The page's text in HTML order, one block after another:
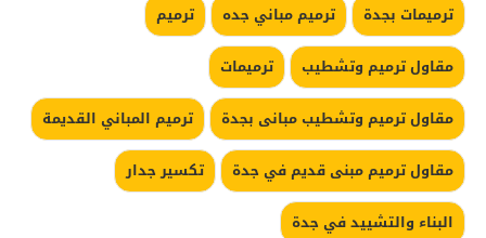
ترميمات بجدة
ترميم مباني جده
ترميم
مقاول ترميم وتشطيب
ترميمات
مقاول ترميم وتشطيب مبانى بجدة
ترميم المباني القديمة
مقاول ترميم مبنى قديم في جدة
تكسير جدار
البناء والتشييد في جدة